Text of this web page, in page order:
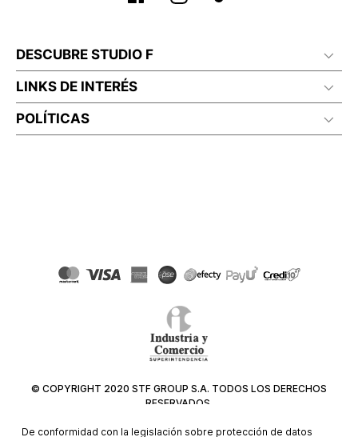
DESCUBRE STUDIO F
LINKS DE INTERÉS
POLÍTICAS
© COPYRIGHT 2020 STF GROUP S.A. TODOS LOS DERECHOS
RESERVADOS.
De conformidad con la legislación sobre protección de datos